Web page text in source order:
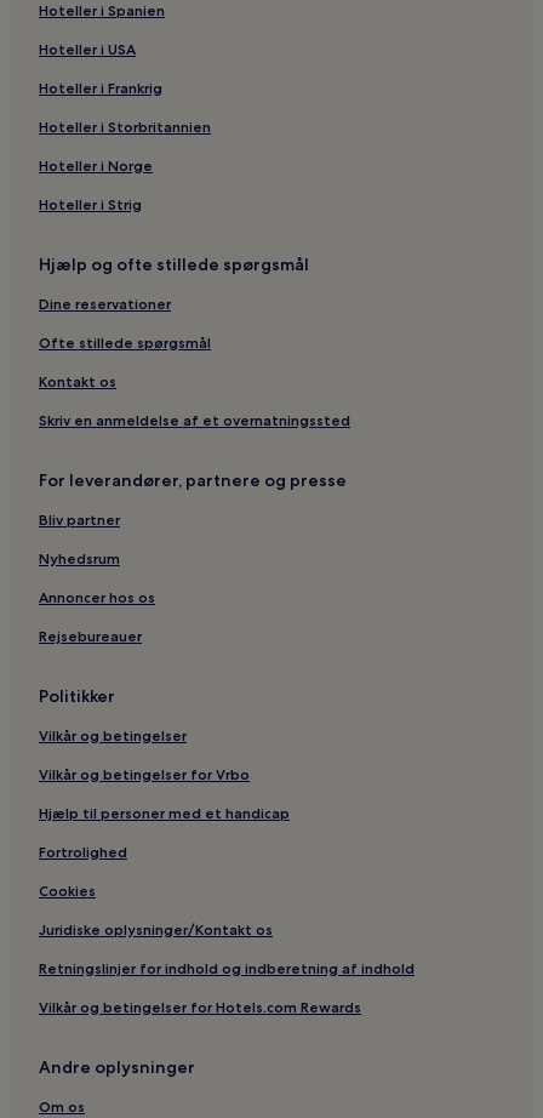
Hoteller i Spanien
Hoteller i USA
Hoteller i Frankrig
Hoteller i Storbritannien
Hoteller i Norge
Hoteller i Strig
Hjælp og ofte stillede spørgsmål
Dine reservationer
Ofte stillede spørgsmål
Kontakt os
Skriv en anmeldelse af et overnatningssted
For leverandører, partnere og presse
Bliv partner
Nyhedsrum
Annoncer hos os
Rejsebureauer
Politikker
Vilkår og betingelser
Vilkår og betingelser for Vrbo
Hjælp til personer med et handicap
Fortrolighed
Cookies
Juridiske oplysninger/Kontakt os
Retningslinjer for indhold og indberetning af indhold
Vilkår og betingelser for Hotels.com Rewards
Andre oplysninger
Om os